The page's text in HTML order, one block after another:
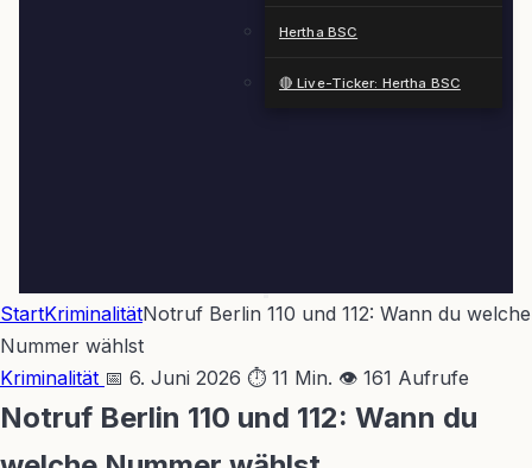
Hertha BSC
🔴 Live-Ticker: Hertha BSC
StartKriminalitätNotruf Berlin 110 und 112: Wann du welche
Nummer wählst
Kriminalität 📅 6. Juni 2026 ⏱ 11 Min. 👁 161 Aufrufe
Notruf Berlin 110 und 112: Wann du